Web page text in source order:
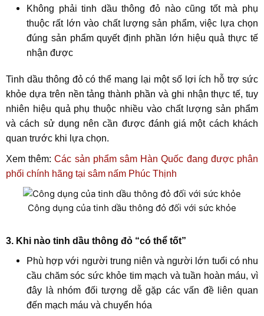
Không phải tinh dầu thông đỏ nào cũng tốt mà phụ
thuộc rất lớn vào chất lượng sản phẩm, việc lựa chọn
đúng sản phẩm quyết định phần lớn hiệu quả thực tế
nhận được
Tinh dầu thông đỏ có thể mang lại một số lợi ích hỗ trợ sức
khỏe dựa trên nền tảng thành phần và ghi nhận thực tế, tuy
nhiên hiệu quả phụ thuộc nhiều vào chất lượng sản phẩm
và cách sử dụng nên cần được đánh giá một cách khách
quan trước khi lựa chọn.
Xem thêm:Các sản phẩm sâm Hàn Quốc đang được phân
phối chính hãng tại sâm nấm Phúc Thịnh
Công dụng của tinh dầu thông đỏ đối với sức khỏe
3. Khi nào tinh dầu thông đỏ “có thể tốt”
Phù hợp với người trung niên và người lớn tuổi có nhu
cầu chăm sóc sức khỏe tim mạch và tuần hoàn máu, vì
đây là nhóm đối tượng dễ gặp các vấn đề liên quan
đến mạch máu và chuyển hóa